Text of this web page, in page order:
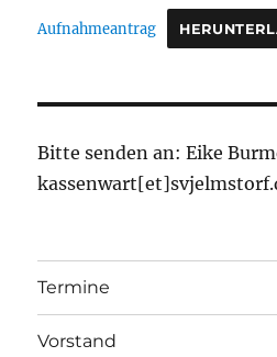
Aufnahmeantrag
Bitte senden an: Eike
Termine
Vorstand